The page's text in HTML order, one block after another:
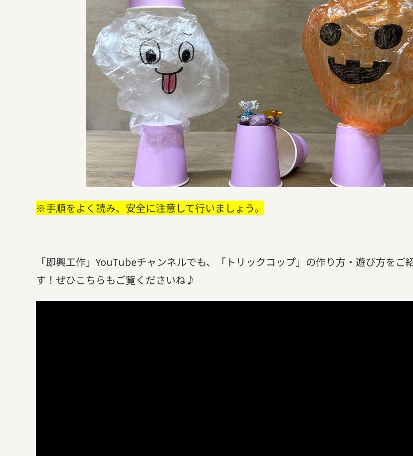
※手順をよく読み、安全に注意して行いましょう。
「即興工作」YouTubeチャンネルでも、「トリックコップ」の作り方・遊び方をご
す！ぜひこちらもご覧くださいね♪